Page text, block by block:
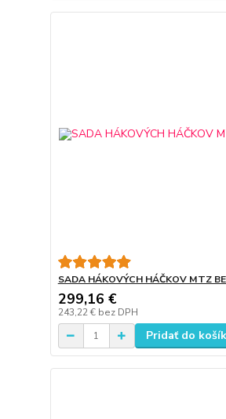
SADA HÁKOVÝCH HÁČKOV MTZ
299,16 €
243,22 € bez DPH
Pridať do